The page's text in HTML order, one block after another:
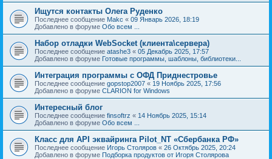
Ищутся контакты Олега Руденко
Последнее сообщение Makc « 09 Январь 2026, 18:19
Добавлено в форуме Обо всем ...
Набор отладки WebSocket (клиента\сервера)
Последнее сообщение atashe3 « 05 Декабрь 2025, 17:57
Добавлено в форуме Готовые программы, шаблоны, библиотеки...
Интеграция программы с ОФД Приднестровье
Последнее сообщение gopstop2007 « 19 Ноябрь 2025, 17:56
Добавлено в форуме CLARION for Windows
Интересный блог
Последнее сообщение finsoftrz « 14 Ноябрь 2025, 15:14
Добавлено в форуме Обо всем ...
Класс для API эквайринга Pilot_NT «Сбербанка РФ»
Последнее сообщение Игорь Столяров « 26 Октябрь 2025, 20:24
Добавлено в форуме Подборка продуктов от Игоря Столярова